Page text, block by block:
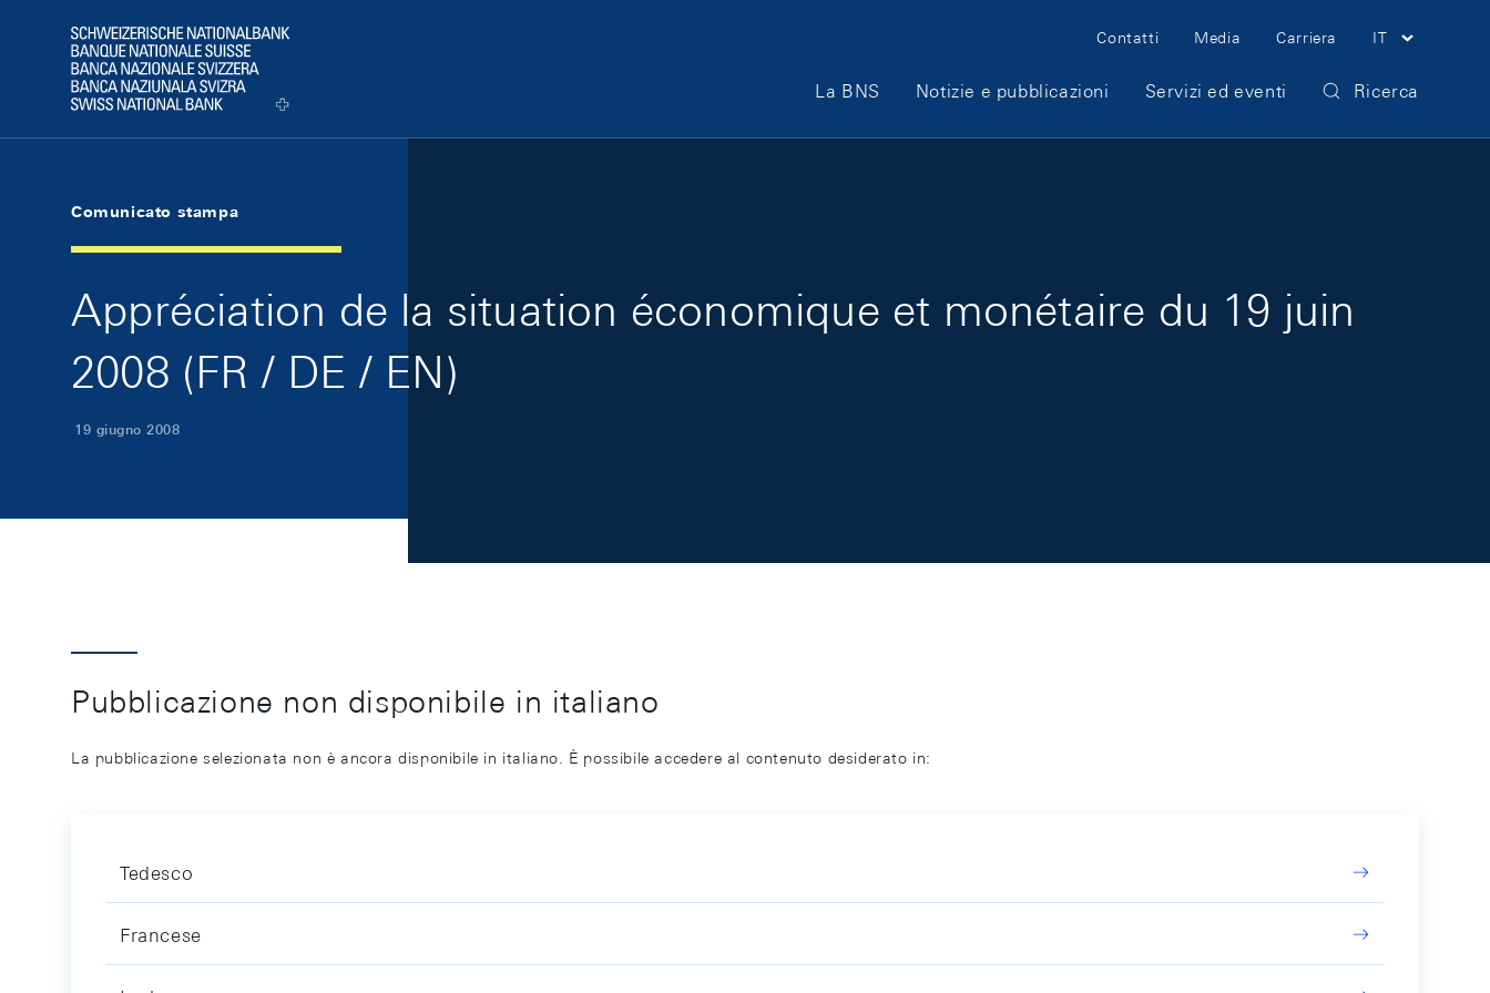
Logo
Meta Navigation
Contatti Media Carriera IT
Main Navigation
La BNS Notizie e pubblicazioni Servizi ed eventi Ricerca
Comunicato stampa
Appréciation de la situation économique et monétaire du 19 juin
2008 (FR / DE / EN)
19 giugno 2008
Pubblicazione non disponibile in italiano
La pubblicazione selezionata non è ancora disponibile in italiano. È possibile accedere al contenuto desiderato in:
Tedesco
Francese